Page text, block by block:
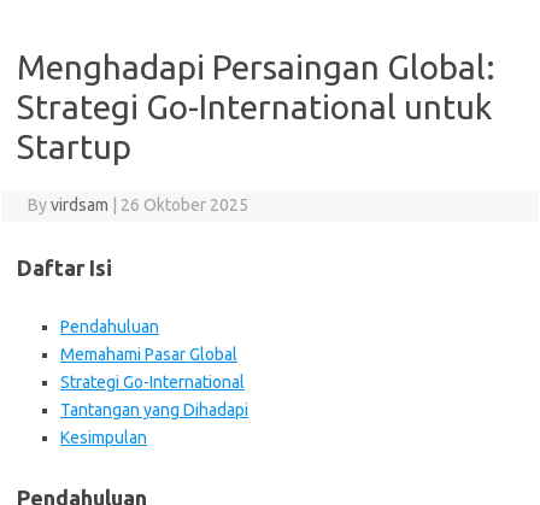
Menghadapi Persaingan Global:
Strategi Go-International untuk
Startup
Byvirdsam 26 Oktober 2025
Daftar Isi
Pendahuluan
Memahami Pasar Global
Strategi Go-International
Tantangan yang Dihadapi
Kesimpulan
Pendahuluan